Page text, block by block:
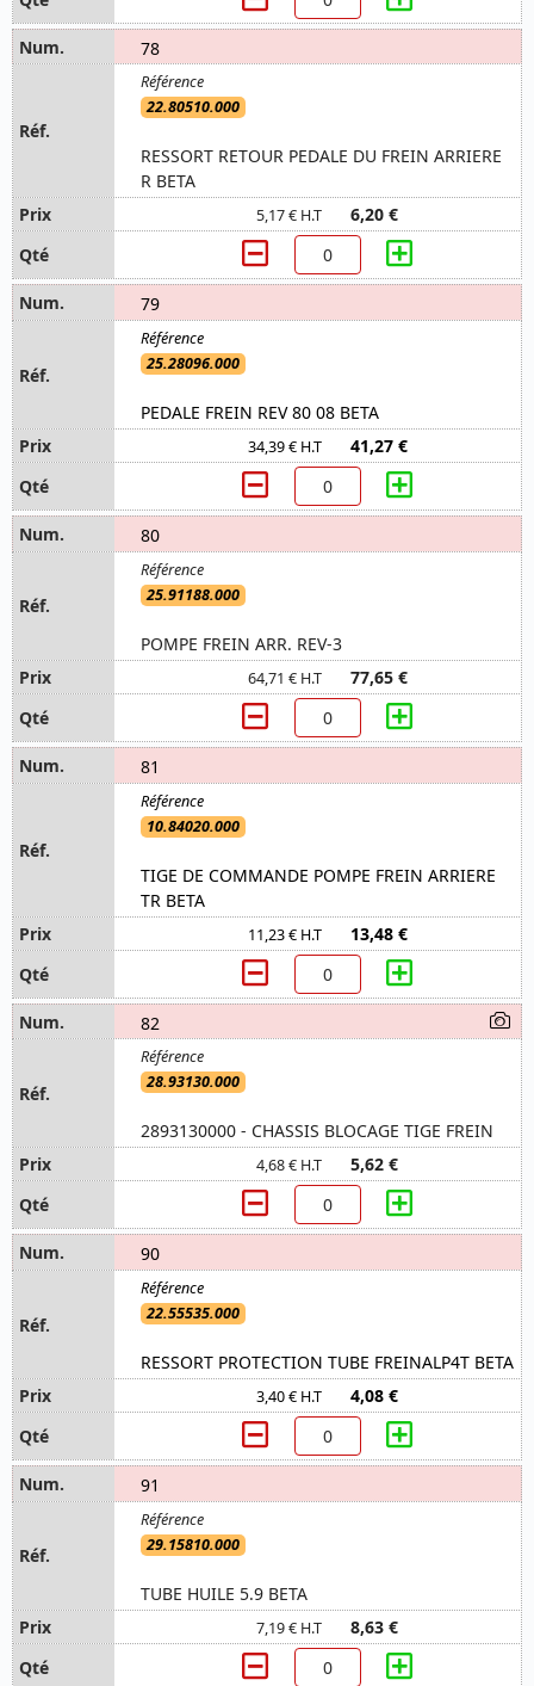
78
22.80510.000
RESSORT RETOUR PEDALE DU FREIN ARRIERE
R BETA
5,17 € H.T 6,20 €
79
25.28096.000
PEDALE FREIN REV 80 08 BETA
34,39 € H.T 41,27 €
80
25.91188.000
POMPE FREIN ARR. REV-3
64,71 € H.T 77,65 €
81
10.84020.000
TIGE DE COMMANDE POMPE FREIN ARRIERE
TR BETA
11,23 € H.T 13,48 €
82
28.93130.000
2893130000 - CHASSIS BLOCAGE TIGE FREIN
4,68 € H.T 5,62 €
90
22.55535.000
RESSORT PROTECTION TUBE FREINALP4T BETA
3,40 € H.T 4,08 €
91
29.15810.000
TUBE HUILE 5.9 BETA
7,19 € H.T 8,63 €